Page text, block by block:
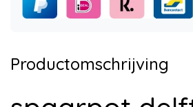
Productomschrijving